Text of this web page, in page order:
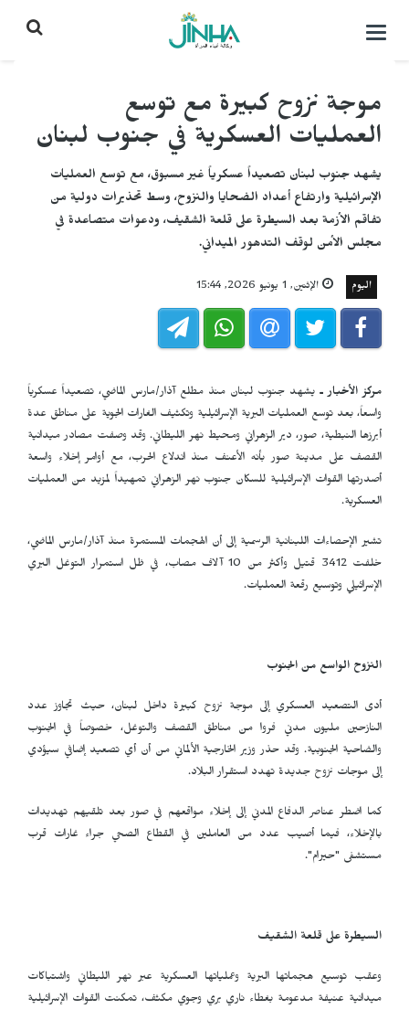
التحكم
موجة نزوح كبيرة مع توسع
العمليات العسكرية في جنوب لبنان
يشهد جنوب لبنان تصعيداً عسكرياً غير مسبوق، مع توسع العمليات
الإسرائيلية وارتفاع أعداد الضحايا والنزوح، وسط تحذيرات دولية من
تفاقم الأزمة بعد السيطرة على قلعة الشقيف، ودعوات متصاعدة في
مجلس الأمن لوقف التدهور الميداني.
اليوم الإثنين, 1 يونيو 2026, 15:44
مركز الأخبار ـ يشهد جنوب لبنان منذ مطلع آذار/مارس الماضي، تصعيداً عسكرياً
واسعاً، بعد توسع العمليات البرية الإسرائيلية وتكثيف الغارات الجوية على مناطق عدة
أبرزها النبطية، صور، دير الزهراني ومحيط نهر الليطاني. وقد وصفت مصادر ميدانية
القصف على مدينة صور بأنه الأعنف منذ اندلاع الحرب، مع أوامر إخلاء واسعة
أصدرتها القوات الإسرائيلية للسكان جنوب نهر الزهراني تمهيداً لمزيد من العمليات
العسكرية.
تشير الإحصاءات اللبنانية الرسمية إلى أن الهجمات المستمرة منذ آذار/مارس الماضي،
خلفت 3412 قتيل وأكثر من 10 آلاف مصاب، في ظل استمرار التوغل البري
الإسرائيلي وتوسيع رقعة العمليات.
النزوح الواسع من الجنوب
أدى التصعيد العسكري إلى موجة نزوح كبيرة داخل لبنان، حيث تجاوز عدد
النازحين مليون مدني فروا من مناطق القصف والتوغل، خصوصاً في الجنوب
والضاحية الجنوبية. وقد حذر وزير الخارجية الألماني من أن أي تصعيد إضافي سيؤدي
إلى موجات نزوح جديدة تهدد استقرار البلاد.
كما اضطر عناصر الدفاع المدني إلى إخلاء مواقعهم في صور بعد تلقيهم تهديدات
بالإخلاء، فيما أصيب عدد من العاملين في القطاع الصحي جراء غارات قرب
مستشفى "حيرام".
السيطرة على قلعة الشقيف
وعقب توسيع هجماتها البرية وعملياتها العسكرية عبر نهر الليطاني واشتباكات
ميدانية عنيفة مدعومة بغطاء ناري بري وجوي مكثف، تمكنت القوات الإسرائيلية